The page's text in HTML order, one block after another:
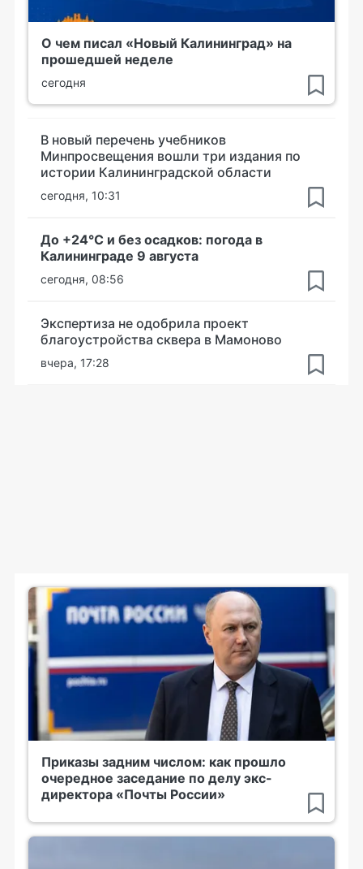
О чем писал «Новый Калининград» на
прошедшей неделе
сегодня
В новый перечень учебников
Минпросвещения вошли три издания по
истории Калининградской области
сегодня, 10:31
До +24°С и без осадков: погода в
Калининграде 9 августа
сегодня, 08:56
Экспертиза не одобрила проект
благоустройства сквера в Мамоново
вчера, 17:28
Приказы задним числом: как прошло
очередное заседание по делу экс-
директора «Почты России»